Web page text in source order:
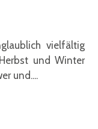
vielfältig
und Winter
und....